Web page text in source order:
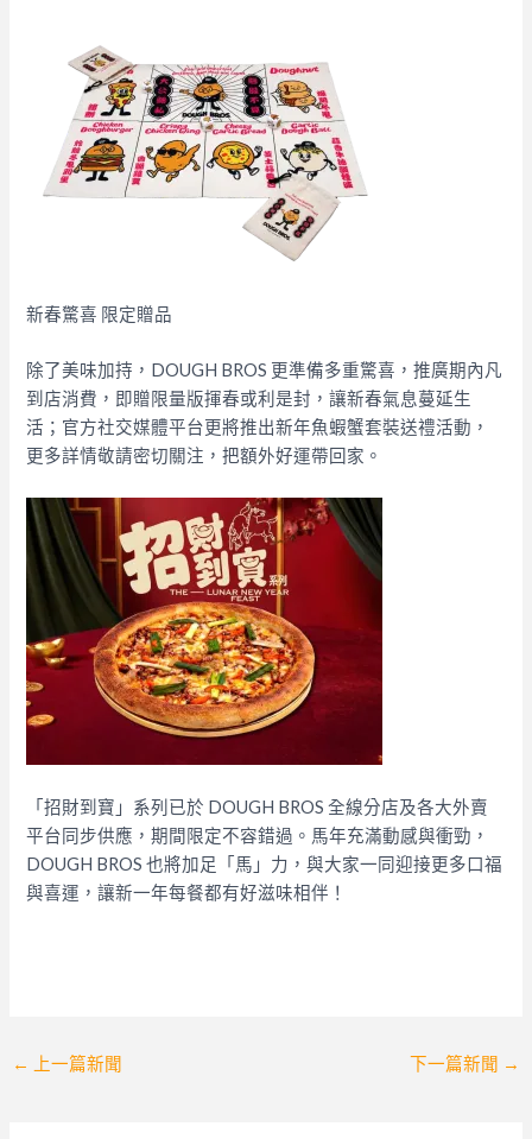
新春驚喜 限定贈品
除了美味加持，DOUGH BROS 更準備多重驚喜，推廣期內凡
到店消費，即贈限量版揮春或利是封，讓新春氣息蔓延生
活；官方社交媒體平台更將推出新年魚蝦蟹套裝送禮活動，
更多詳情敬請密切關注，把額外好運帶回家。​
「招財到寶」系列已於 DOUGH BROS 全線分店及各大外賣
平台同步供應，期間限定不容錯過。馬年充滿動感與衝勁，
DOUGH BROS 也將加足「馬」力，與大家一同迎接更多口福
與喜運，讓新一年每餐都有好滋味相伴！​
Post
← 上一篇新聞 下一篇新聞 →